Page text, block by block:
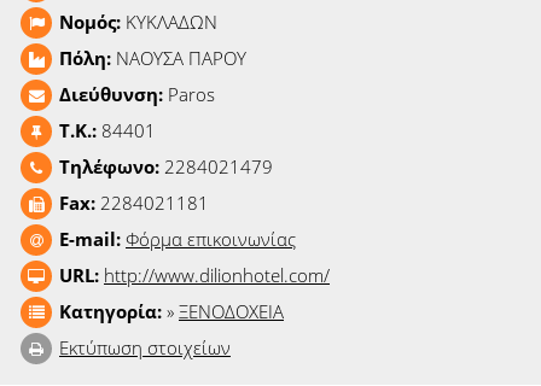
Νομός: ΚΥΚΛΑΔΩΝ
Πόλη: ΝΑΟΥΣΑ ΠΑΡΟΥ
Διεύθυνση: Paros
T.K.: 84401
Τηλέφωνο: 2284021479
Fax: 2284021181
E-mail: Φόρμα επικοινωνίας
URL: http://www.dilionhotel.com/
Κατηγορία: » ΞΕΝΟΔΟΧΕΙΑ
Εκτύπωση στοιχείων